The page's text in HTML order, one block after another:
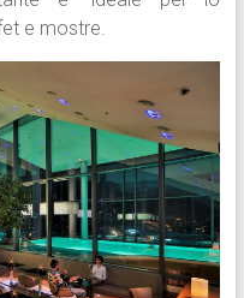
e mostre.